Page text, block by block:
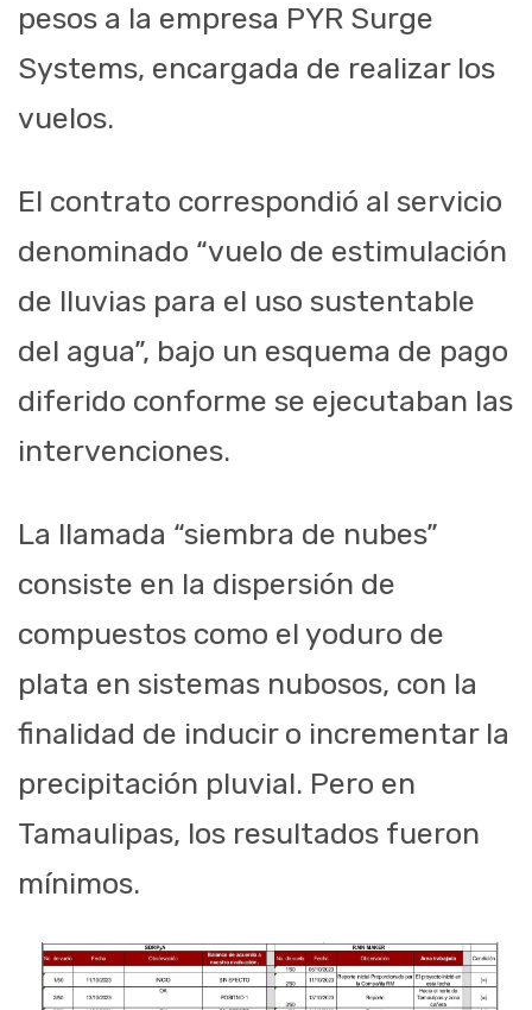
pesos a la empresa PYR Surge
Systems, encargada de realizar los
vuelos.
El contrato correspondió al servicio
denominado “vuelo de estimulación
de lluvias para el uso sustentable
del agua”, bajo un esquema de pago
diferido conforme se ejecutaban las
intervenciones.
La llamada “siembra de nubes”
consiste en la dispersión de
compuestos como el yoduro de
plata en sistemas nubosos, con la
finalidad de inducir o incrementar la
precipitación pluvial. Pero en
Tamaulipas, los resultados fueron
mínimos.